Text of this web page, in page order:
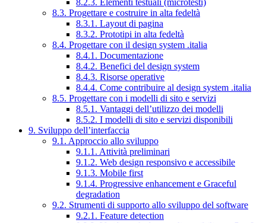
8.3. Progettare e costruire in alta fedeltà
8.3.1. Layout di pagina
8.3.2. Prototipi in alta fedeltà
8.4. Progettare con il design system .italia
8.4.1. Documentazione
8.4.2. Benefici del design system
8.4.3. Risorse operative
8.4.4. Come contribuire al design system .italia
8.5. Progettare con i modelli di sito e servizi
8.5.1. Vantaggi dell’utilizzo dei modelli
8.5.2. I modelli di sito e servizi disponibili
9. Sviluppo dell’interfaccia
9.1. Approccio allo sviluppo
9.1.1. Attività preliminari
9.1.2. Web design responsivo e accessibile
9.1.3. Mobile first
9.1.4. Progressive enhancement e Graceful
degradation
9.2. Strumenti di supporto allo sviluppo del software
9.2.1. Feature detection